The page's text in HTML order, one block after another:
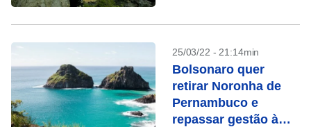
25/03/22 - 21:14min
Bolsonaro quer
retirar Noronha de
Pernambuco e
repassar gestão à